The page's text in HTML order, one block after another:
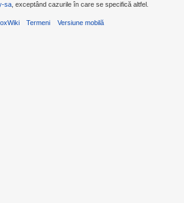
sa , exceptând cazurile în care se specifică altfel.
Termeni Versiune mobilă